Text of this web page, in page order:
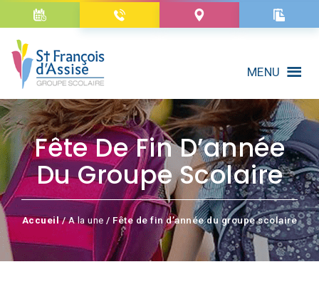
MENU
Fête De Fin D’année
Du Groupe Scolaire
Accueil/A la une/ Fête de fin d’année du groupe scolaire